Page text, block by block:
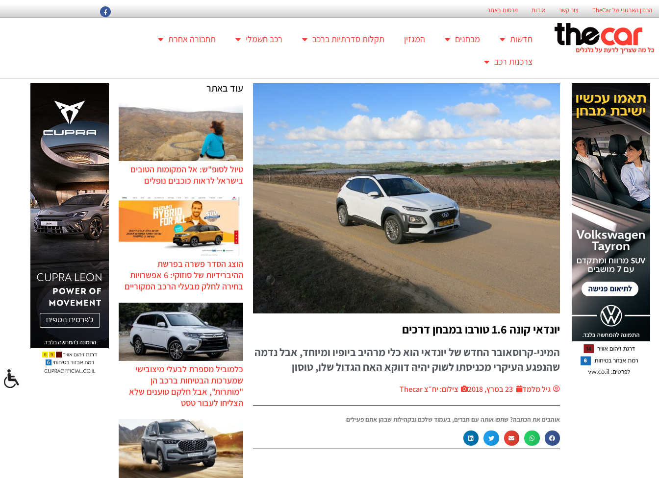
החזון הארגוני של TheCar צור קשר אודות פרסום באתר
חדשות מבחנים המגזין תקלות סדרתיות ברכב רכב חשמלי
תחבורה אחרת
צרכנות רכב
יונדאי קונה 1.6 טורבו במבחן דרכים
המיני-קרוסאובר החדש של יונדאי הוא כלי מרהיב ביופיו ומיוחד, אבל נדמה
שהנפגע העיקרי מכניסתו לשוק יהיה דווקא האח הגדול שלו, טוסון
גיל מלמד 23 במרץ, 2018 צילום: יח״צ Thecar
אוהבים את הכתבה? שתפו אותה עם חברים, בעמוד שלכם ובקהילות שבהן אתם פעילים
עוד באתר
טיול לסופ"ש: אל המקומות הטובים
בישראל לראות כוכבים נופלים
הוצג הסדר פשרה בפרשת
ההיברידיות של סוזוקי: 6 אפשרויות
בחירה לחלק מבעלי הרכב המקוריים
כלמוביל מספרת לבעלי מיצובישי
שמערכות הבטיחות ברכב הן
"מותרות", אבל חלקם טוענים שלא
הצליחו לעבור טסט